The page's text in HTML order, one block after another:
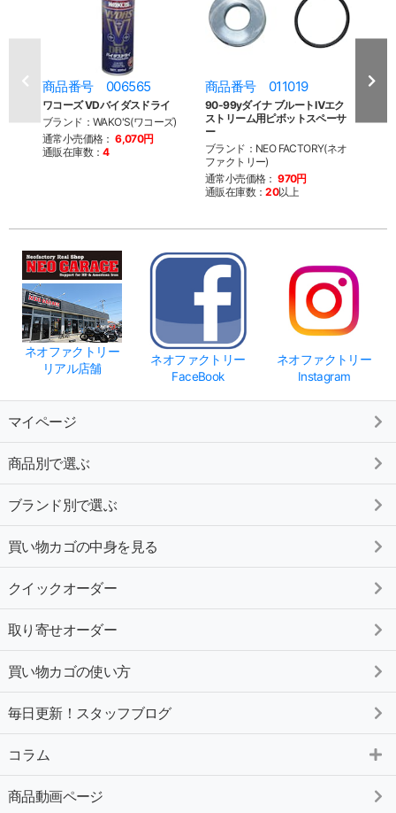
商品番号 006565
ワコーズ VDバイダスドライ
ブランド：WAKO'S(ワコーズ)
通常小売価格： 6,070円
通販在庫数：4
商品番号 011019
90-99yダイナ ブルートⅣエク
ストリーム用ピボットスペーサ
ー
ブランド：NEO FACTORY(ネオ
ファクトリー)
通常小売価格： 970円
通販在庫数：20以上
商
ブラ
ネオファクトリー
リアル店舗
ネオファクトリー
FaceBook
ネオファクトリー
Instagram
マイページ
商品別で選ぶ
ブランド別で選ぶ
買い物カゴの中身を見る
クイックオーダー
取り寄せオーダー
買い物カゴの使い方
毎日更新！スタッフブログ
コラム
商品動画ページ